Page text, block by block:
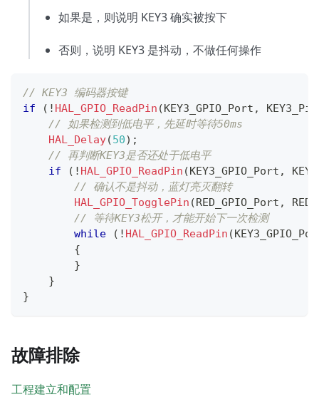
如果是，则说明 KEY3 确实被按下
否则，说明 KEY3 是抖动，不做任何操作
// KEY3 编码器按键
if
( ! HAL_GPIO_ReadPin ( KEY3_GPIO_Port , KEY3_Pin
// 如果检测到低电平，先延时等待50ms
HAL_Delay(50) ;
// 再判断KEY3是否还处于低电平
if
( ! HAL_GPIO_ReadPin ( KEY3_GPIO_Port ,
// 确认不是抖动，蓝灯亮灭翻转
HAL_GPIO_TogglePin ( RED_GPIO_Port ,
// 等待KEY3松开，才能开始下一次检测
while
( ! HAL_GPIO_ReadPin (
{
}
}
}
故障排除
工程建立和配置